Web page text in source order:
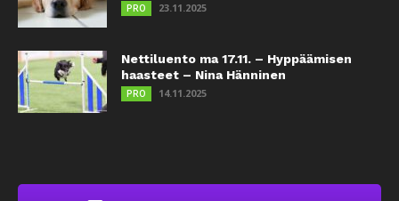
PRO 23.11.2025
Nettiluento ma 17.11. – Hyppäämisen
haasteet – Nina Hänninen
PRO 14.11.2025